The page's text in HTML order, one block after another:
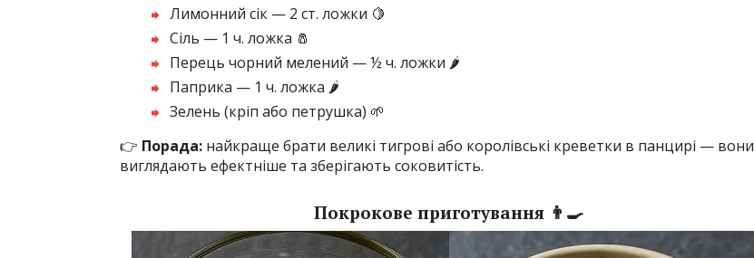
Лимонний сік — 2 ст. ложки 🍋
Сіль — 1 ч. ложка 🧂
Перець чорний мелений — ½ ч. ложки 🌶️
Паприка — 1 ч. ложка 🌶️
Зелень (кріп або петрушка) 🌱
👉 Порада: найкраще брати великі тигрові або королівські креветки в панцирі — вони
виглядають ефектніше та зберігають соковитість.
Покрокове приготування 👨‍🍳